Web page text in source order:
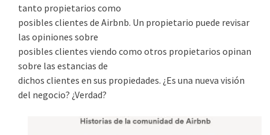
tanto propietarios como
posibles clientes de Airbnb. Un propietario puede revisar
las opiniones sobre
posibles clientes viendo como otros propietarios opinan
sobre las estancias de
dichos clientes en sus propiedades. ¿Es una nueva visión
del negocio? ¿Verdad?